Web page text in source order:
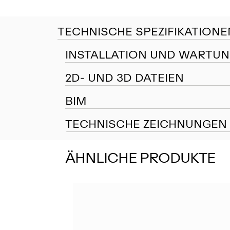
TECHNISCHE
INSTALLATION UND
2D- UND 3D DATEIEN
BIM
TECHNISCHE ZEICHNUNGEN
ÄHNLICHE PRODUKTE